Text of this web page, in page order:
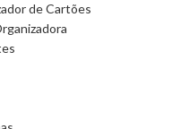
de Cartões